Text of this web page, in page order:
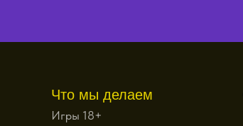
Что мы делаем
Игры 18+